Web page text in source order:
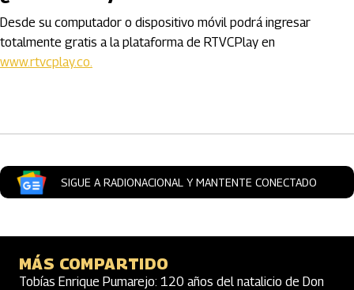
Desde su computador o dispositivo móvil podrá ingresar
totalmente gratis a la plataforma de RTVCPlay en
www.rtvcplay.co.
SIGUE A RADIONACIONAL Y MANTENTE CONECTADO
MÁS COMPARTIDO
Tobías Enrique Pumarejo: 120 años del natalicio de Don